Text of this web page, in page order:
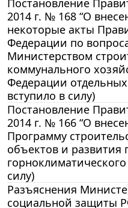
2014 г. № 168 “О
некоторые акты
Федерации по
Министерством
коммунального
Федерации
вступило в силу)
Постановление
2014 г. № 166 “О
Программу
объектов и развития
силу)
Разъяснения
социальной защиты